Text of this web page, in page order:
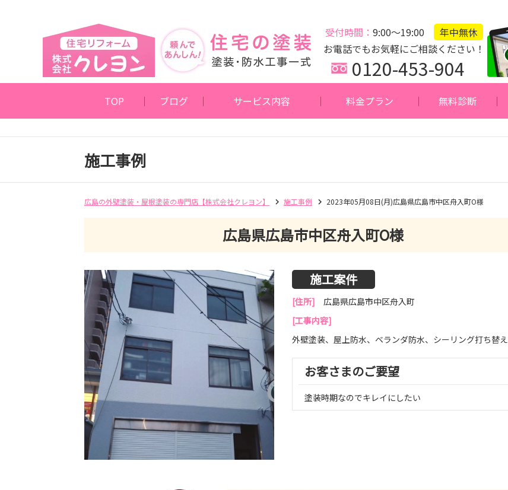
受付時間： 9:00～19:00
年中無休
お電話でもお気軽にご相談ください！
0120-453-904
TOP ブログ サービス内容 料金プラン 無料診断
施工事例
広島の外壁塗装・屋根塗装の専門店【株式会社クレヨン】 施工事例 2023年05月08日(月)広島県広島市中区舟入町O様
広島県広島市中区舟入町O様
施工案件
[住所]
広島県広島市中区舟入町
[工事内容]
外壁塗装、屋上防水、ベランダ防水、シーリング打ち替え
お客さまのご要望
塗装時期なのでキレイにしたい